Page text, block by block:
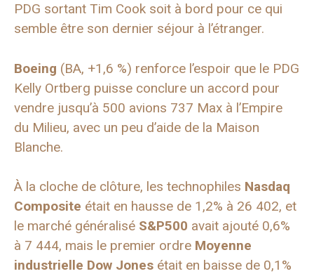
PDG sortant Tim Cook soit à bord pour ce qui
semble être son dernier séjour à l’étranger.
Boeing (BA, +1,6 %) renforce l’espoir que le PDG
Kelly Ortberg puisse conclure un accord pour
vendre jusqu’à 500 avions 737 Max à l’Empire
du Milieu, avec un peu d’aide de la Maison
Blanche.
À la cloche de clôture, les technophiles Nasdaq
Composite était en hausse de 1,2% à 26 402, et
le marché généralisé S&P500 avait ajouté 0,6%
à 7 444, mais le premier ordre Moyenne
industrielle Dow Jones était en baisse de 0,1%